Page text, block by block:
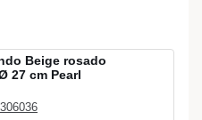
Beige rosado
27 cm Pearl